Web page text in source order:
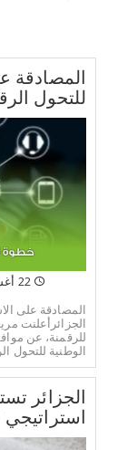
المصادقة
للتحول
22 أغسطس 2024
المصادقة على
الجزائرأعلنت
للرقمنة، عن
الوطنية للتحول الرقمي
الجزائر
استراتيجي